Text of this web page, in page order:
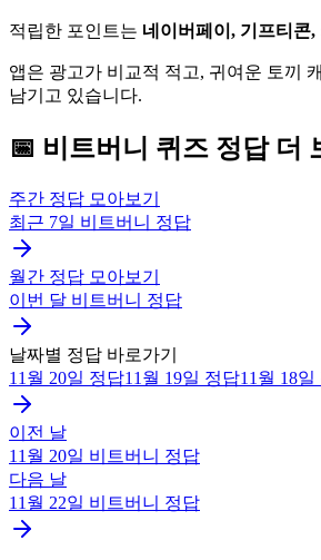
적립한 포인트는 네이버페이, 기프티콘
앱은 광고가 비교적 적고, 귀여운 토끼
남기고 있습니다.
📅 비트버니 퀴즈 정답 더
주간 정답 모아보기
최근 7일 비트버니 정답
월간 정답 모아보기
이번 달 비트버니 정답
날짜별 정답 바로가기
11월 20일 정답11월 19일 정답11월 18일
이전 날
11월 20일 비트버니 정답
다음 날
11월 22일 비트버니 정답